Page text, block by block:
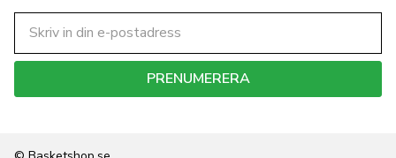
PRENUMERERA